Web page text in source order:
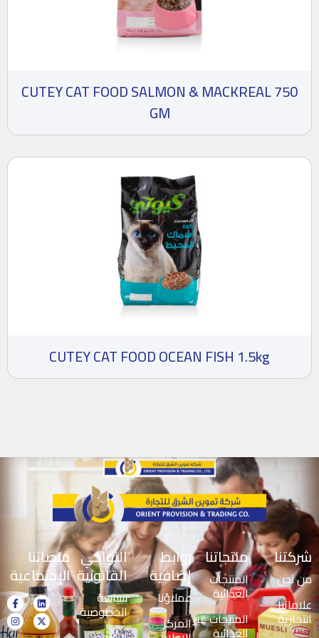
CUTEY CAT FOOD SALMON & MACKREAL 750
GM
CUTEY CAT FOOD OCEAN FISH 1.5kg
شركتنا
من نحن
علاماتنا
التجارية
منتجاتنا
المنتجات
الغذائية
المنتجات غير
الغذائية
روابط
إضافية
عملاؤنا
المركز
النواحي
القانونية
سياسة
الخصوصية
منصاتنا
الإجتماعية